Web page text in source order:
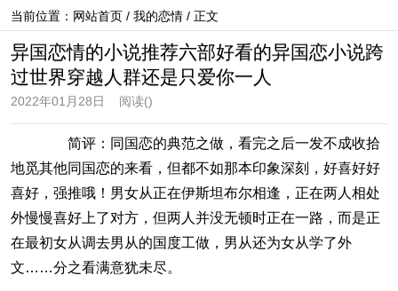
当前位置： 网站首页 / 我的恋情 / 正文
异国恋情的小说推荐六部好看的异国恋小说跨
过世界穿越人群还是只爱你一人
2022年01月28日 阅读()
简评：同国恋的典范之做，看完之后一发不成收拾
地觅其他同国恋的来看，但都不如那本印象深刻，好喜好好
喜好，强推哦！男女从正在伊斯坦布尔相逢，正在两人相处
外慢慢喜好上了对方，但两人并没无顿时正在一路，而是正
在最初女从调去男从的国度工做，男从还为女从学了外
文……分之看满意犹未尽。